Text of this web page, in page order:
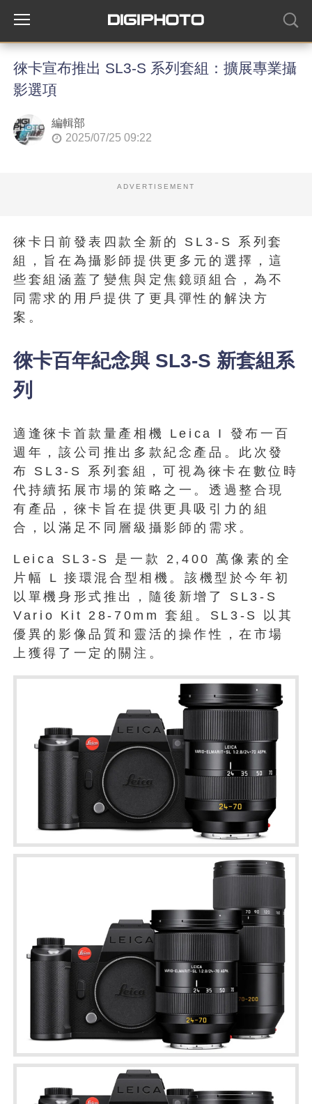
徠卡宣布推出 SL3-S 系列套組：擴展專業攝
影選項
編輯部
2025/07/25 09:22
ADVERTISEMENT
徠卡日前發表四款全新的 SL3-S 系列套
組，旨在為攝影師提供更多元的選擇，這
些套組涵蓋了變焦與定焦鏡頭組合，為不
同需求的用戶提供了更具彈性的解決方
案。
徠卡百年紀念與 SL3-S 新套組系
列
適逢徠卡首款量產相機 Leica I 發布一百
週年，該公司推出多款紀念產品。此次發
布 SL3-S 系列套組，可視為徠卡在數位時
代持續拓展市場的策略之一。透過整合現
有產品，徠卡旨在提供更具吸引力的組
合，以滿足不同層級攝影師的需求。
Leica SL3-S 是一款 2,400 萬像素的全
片幅 L 接環混合型相機。該機型於今年初
以單機身形式推出，隨後新增了 SL3-S
Vario Kit 28-70mm 套組。SL3-S 以其
優異的影像品質和靈活的操作性，在市場
上獲得了一定的關注。